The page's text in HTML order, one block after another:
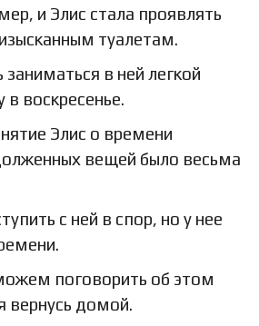
и Элис стала проявлять
туалетам.
в ней легкой
в воскресенье.
Элис о времени
вещей было весьма
с ней в спор, но у нее
поговорить об этом
вернусь домой.